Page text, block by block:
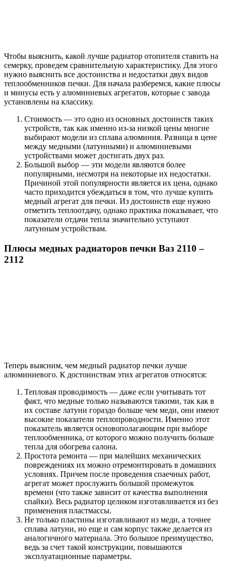
Чтобы выяснить, какой лучше радиатор отопителя ставить на
семерку, проведем сравнительную характеристику. Для этого
нужно выяснить все достоинства и недостатки двух видов
теплообменников печки. Для начала разберемся, какие плюсы
и минусы есть у алюминиевых агрегатов, которые с завода
установлены на классику.
Стоимость — это одно из основных достоинств таких
устройств, так как именно из-за низкой цены многие
выбирают модели из сплава алюминия. Разница в цене
между медными (латунными) и алюминиевыми
устройствами может достигать двух раз.
Большой выбор — эти модели являются более
популярными, несмотря на некоторые их недостатки.
Причиной этой популярности является их цена, однако
часто приходится убеждаться в том, что лучше купить
медный агрегат для печки. Из достоинств еще нужно
отметить теплоотдачу, однако практика показывает, что
показатели отдачи тепла значительно уступают
латунным устройствам.
Плюсы медных радиаторов печки Ваз 2110 –
2112
Теперь выясним, чем медный радиатор печки лучше
алюминиевого. К достоинствам этих агрегатов относятся:
Тепловая проводимость — даже если учитывать тот
факт, что медные только называются такими, так как в
их составе латуни гораздо больше чем меди, они имеют
высокие показатели теплопроводности. Именно этот
показатель является основополагающим при выборе
теплообменника, от которого можно получить больше
тепла для обогрева салона.
Простота ремонта — при малейших механических
повреждениях их можно отремонтировать в домашних
условиях. Причем после проведения спаечных работ,
агрегат может прослужить большой промежуток
времени (что также зависит от качества выполнения
спайки). Весь радиатор целиком изготавливается из без
применения пластмассы.
Не только пластины изготавливают из меди, а точнее
сплава латуни, но еще и сам корпус также делается из
аналогичного материала. Это большое преимущество,
ведь за счет такой конструкции, повышаются
эксплуатационные параметры.